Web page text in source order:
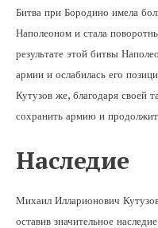
Битва при Бородино имела
Наполеоном и стала
результате этой битвы
армии и ослабилась его
Кутузов же, благодаря своей
сохранить армию и
Наследие
Михаил Илларионович
оставив значительное